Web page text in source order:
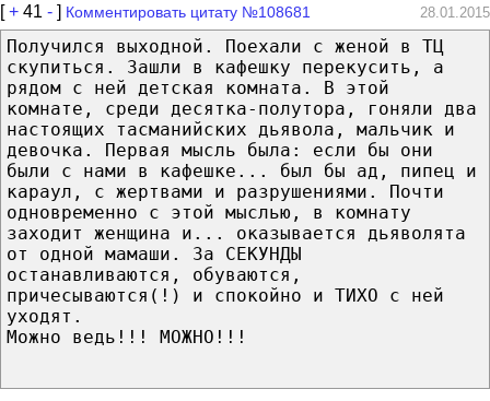
[+ 41 - ] Комментировать цитату №108681 28.01.2015
Получился выходной. Поехали с женой в ТЦ
скупиться. Зашли в кафешку перекусить, а
рядом с ней детская комната. В этой
комнате, среди десятка-полутора, гоняли два
настоящих тасманийских дьявола, мальчик и
девочка. Первая мысль была: если бы они
были с нами в кафешке... был бы ад, пипец и
караул, с жертвами и разрушениями. Почти
одновременно с этой мыслью, в комнату
заходит женщина и... оказывается дьяволята
от одной мамаши. За СЕКУНДЫ
останавливаются, обуваются,
причесываются(!) и спокойно и ТИХО с ней
уходят.
Можно ведь!!! МОЖНО!!!